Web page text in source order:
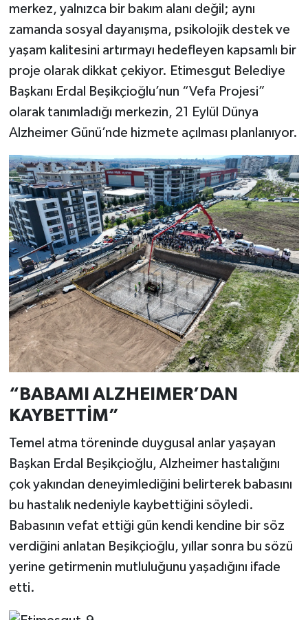
merkez, yalnızca bir bakım alanı değil; aynı
zamanda sosyal dayanışma, psikolojik destek ve
yaşam kalitesini artırmayı hedefleyen kapsamlı bir
proje olarak dikkat çekiyor. Etimesgut Belediye
Başkanı Erdal Beşikçioğlu’nun “Vefa Projesi”
olarak tanımladığı merkezin, 21 Eylül Dünya
Alzheimer Günü’nde hizmete açılması planlanıyor.
“BABAMI ALZHEIMER’DAN
KAYBETTİM”
Temel atma töreninde duygusal anlar yaşayan
Başkan Erdal Beşikçioğlu, Alzheimer hastalığını
çok yakından deneyimlediğini belirterek babasını
bu hastalık nedeniyle kaybettiğini söyledi.
Babasının vefat ettiği gün kendi kendine bir söz
verdiğini anlatan Beşikçioğlu, yıllar sonra bu sözü
yerine getirmenin mutluluğunu yaşadığını ifade
etti.